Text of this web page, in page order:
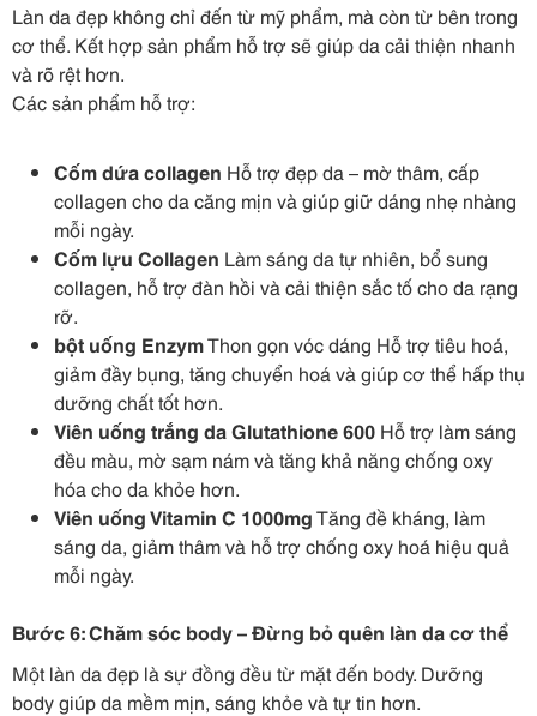
Làn da đẹp không chỉ đến từ mỹ phẩm, mà còn từ bên trong
cơ thể. Kết hợp sản phẩm hỗ trợ sẽ giúp da cải thiện nhanh
và rõ rệt hơn.
Các sản phẩm hỗ trợ:
Cốm dứa collagen Hỗ trợ đẹp da – mờ thâm, cấp
collagen cho da căng mịn và giúp giữ dáng nhẹ nhàng
mỗi ngày.
Cốm lựu Collagen Làm sáng da tự nhiên, bổ sung
collagen, hỗ trợ đàn hồi và cải thiện sắc tố cho da rạng
rỡ.
bột uống EnzymThon gọn vóc dáng Hỗ trợ tiêu hoá,
giảm đầy bụng, tăng chuyển hoá và giúp cơ thể hấp thụ
dưỡng chất tốt hơn.
Viên uống trắng da Glutathione 600 Hỗ trợ làm sáng
đều màu, mờ sạm nám và tăng khả năng chống oxy
hóa cho da khỏe hơn.
Viên uống Vitamin C 1000mgTăng đề kháng, làm
sáng da, giảm thâm và hỗ trợ chống oxy hoá hiệu quả
mỗi ngày.
Bước 6: Chăm sóc body – Đừng bỏ quên làn da cơ thể
Một làn da đẹp là sự đồng đều từ mặt đến body. Dưỡng
body giúp da mềm mịn, sáng khỏe và tự tin hơn.